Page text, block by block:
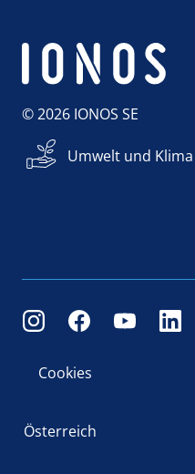
© 2026 IONOS SE
Umwelt und Klima
Cookies
Österreich